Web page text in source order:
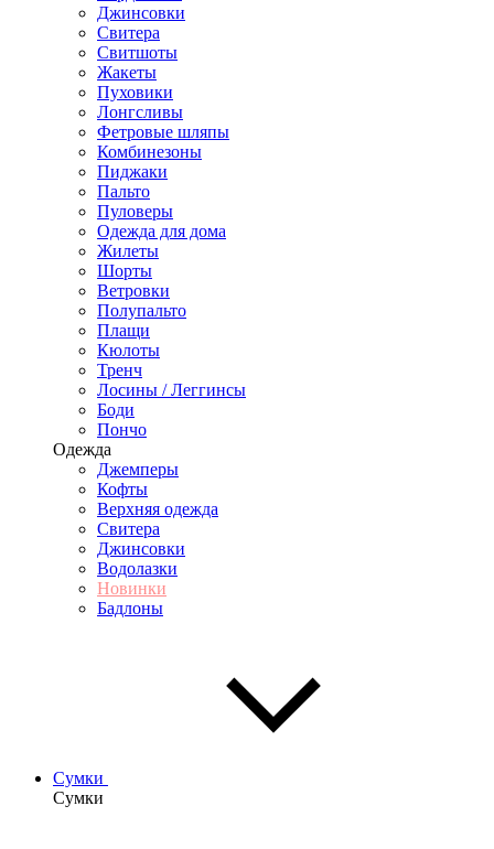
Джинсовки
Свитера
Свитшоты
Жакеты
Пуховики
Лонгсливы
Фетровые шляпы
Комбинезоны
Пиджаки
Пальто
Пуловеры
Одежда для дома
Жилеты
Шорты
Ветровки
Полупальто
Плащи
Кюлоты
Тренч
Лосины / Леггинсы
Боди
Пончо
Одежда
Джемперы
Кофты
Верхняя одежда
Свитера
Джинсовки
Водолазки
Новинки
Бадлоны
Сумки
Сумки